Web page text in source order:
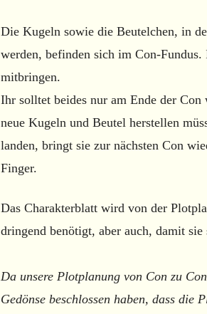
Die Kugeln sowie die Beutelchen, in
werden, befinden sich im Con-
mitbringen.
Ihr solltet beides nur am Ende der
neue Kugeln und Beutel herstellen
landen, bringt sie zur nächsten Con
Finger.
Das Charakterblatt wird von der
dringend benötigt, aber auch, damit
Da unsere Plotplanung von Con zu
Gedönse beschlossen haben, dass die